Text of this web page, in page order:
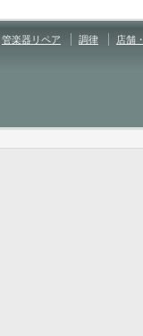
管楽器リペア 調律
店舗